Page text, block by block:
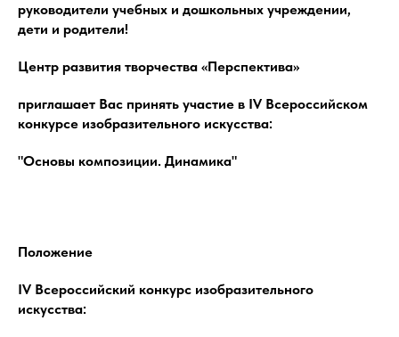
руководители учебных и дошкольных учреждении,
дети и родители!
Центр развития творчества «Перспектива»
приглашает Вас принять участие в IV Всероссийском
конкурсе изобразительного искусства:
"Основы композиции. Динамика"
Положение
IV Всероссийский конкурс изобразительного
искусства: